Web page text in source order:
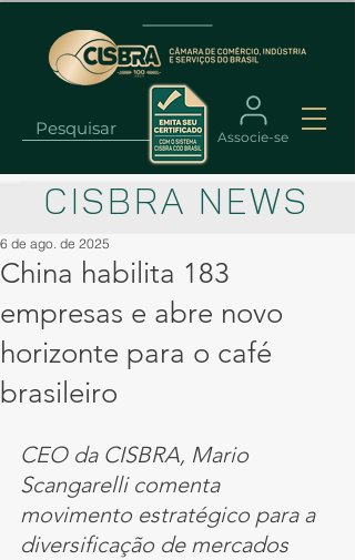
Associe-se
CISBRA NEWS
China habilita 183
empresas e abre novo
horizonte para o café
brasileiro
6 de ago. de 2025
CEO da CISBRA, Mario
Scangarelli comenta
movimento estratégico para a
diversificação de mercados